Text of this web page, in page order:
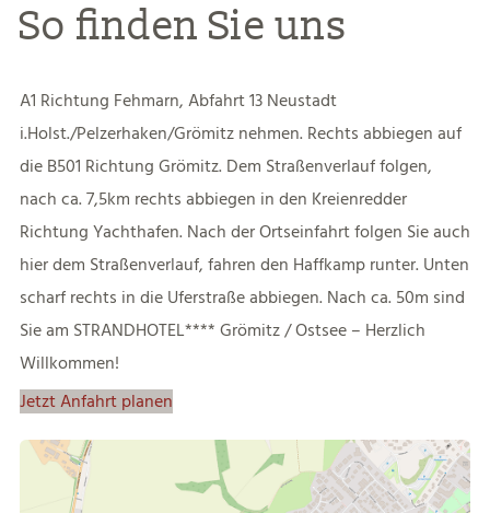
So finden Sie uns
A1 Richtung Fehmarn, Abfahrt 13 Neustadt
i.Holst./Pelzerhaken/Grömitz nehmen. Rechts abbiegen auf
die B501 Richtung Grömitz. Dem Straßenverlauf folgen,
nach ca. 7,5km rechts abbiegen in den Kreienredder
Richtung Yachthafen. Nach der Ortseinfahrt folgen Sie auch
hier dem Straßenverlauf, fahren den Haffkamp runter. Unten
scharf rechts in die Uferstraße abbiegen. Nach ca. 50m sind
Sie am STRANDHOTEL**** Grömitz / Ostsee – Herzlich
Willkommen!
Jetzt Anfahrt planen